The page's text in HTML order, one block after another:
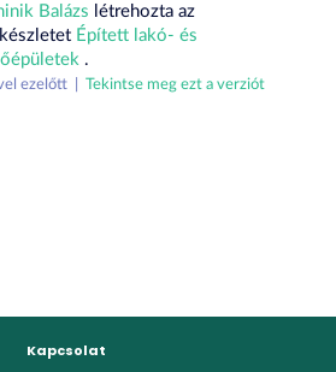
Balázs létrehozta az
Épített lakó- és
.
ezelőtt | Tekintse meg ezt a verziót
Kapcsolat